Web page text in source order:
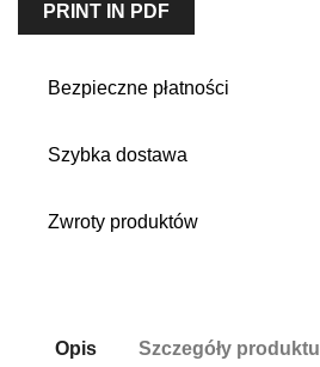
PRINT IN PDF
Bezpieczne płatności
Szybka dostawa
Zwroty produktów
Opis
Szczegóły produktu